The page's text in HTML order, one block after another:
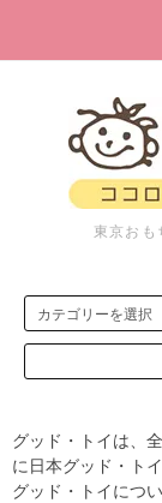
東京おも
グッド・トイは、
に日本グッド・ト
グッド・トイにつ